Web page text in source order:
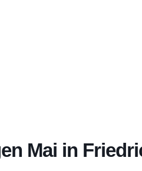
Mai in